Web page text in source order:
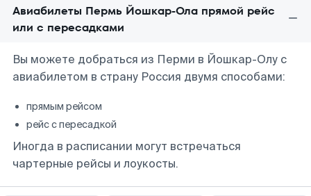
Авиабилеты Пермь Йошкар-Ола прямой рейс
или с пересадками
Вы можете добраться из Перми в Йошкар-Олу с
авиабилетом в страну Россия двумя способами:
прямым рейсом
рейс с пересадкой
Иногда в расписании могут встречаться
чартерные рейсы и лоукосты.